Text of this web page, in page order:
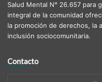
Salud Mental N° 26.657 para
integral de la comunidad
la promoción de derechos, la
inclusión sociocomunitaria.
Contacto